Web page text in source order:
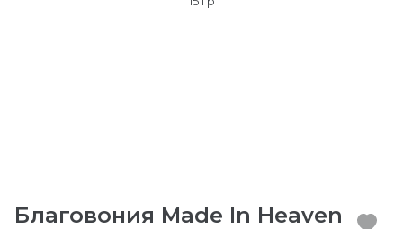
Благовония Made In Heaven